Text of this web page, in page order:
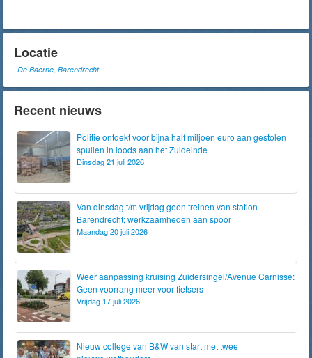
Locatie
De Baerne, Barendrecht
Recent nieuws
Politie ontdekt voor bijna half miljoen euro aan gestolen
spullen in loods aan het Zuideinde
Dinsdag 21 juli 2026
Van dinsdag t/m vrijdag geen treinen van station
Barendrecht; werkzaamheden aan spoor
Maandag 20 juli 2026
Weer aanpassing kruising Zuidersingel/Avenue Carnisse:
Geen voorrang meer voor fietsers
Vrijdag 17 juli 2026
Nieuw college van B&W van start met twee